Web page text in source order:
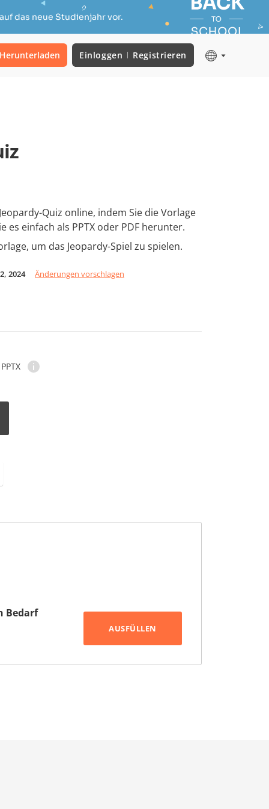
das neue Studienjahr vor.
Herunterladen Einloggen Registrieren
Quiz online, indem Sie die Vorlage
es einfach als PPTX oder PDF herunter.
um das Jeopardy-Spiel zu spielen.
2024 Änderungen vorschlagen
PPTX
Bedarf
AUSFÜLLEN